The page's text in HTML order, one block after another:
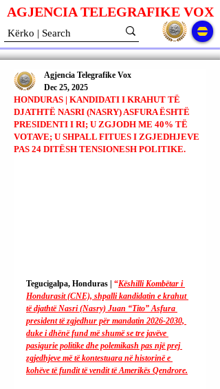
AGJENCIA TELEGRAFIKE VOX
HONDURAS | KANDIDATI I KRAHUT TË
DJATHTË NASRI (NASRY) ASFURA ËSHTË
PRESIDENTI I RI; U ZGJODH ME 40% TË
VOTAVE; U SHPALL FITUES I ZGJEDHJEVE
PAS 24 DITËSH TENSIONESH POLITIKE.
Agjencia Telegrafike Vox
Dec 25, 2025
Tegucigalpa, Honduras | “Këshilli Kombëtar i
Hondurasit (CNE), shpalli kandidatin e krahut
të djathtë Nasri (Nasry) Juan “Tito” Asfura
president të zgjedhur për mandatin 2026-2030,
duke i dhënë fund më shumë se tre javëve
pasigurie politike dhe polemikash pas një prej
zgjedhjeve më të kontestuara në historinë e
kohëve të fundit të vendit të Amerikës Qendrore.